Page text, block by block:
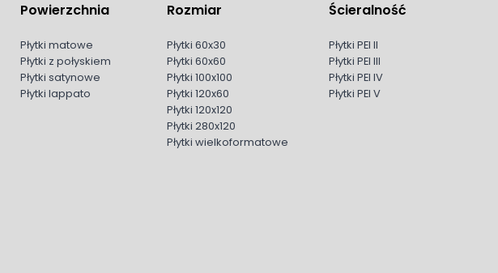
Powierzchnia
Płytki matowe
Płytki z połyskiem
Płytki satynowe
Płytki lappato
Rozmiar
Płytki 60x30
Płytki 60x60
Płytki 100x100
Płytki 120x60
Płytki 120x120
Płytki 280x120
Płytki wielkoformatowe
Ścieralność
Płytki PEI II
Płytki PEI III
Płytki PEI IV
Płytki PEI V